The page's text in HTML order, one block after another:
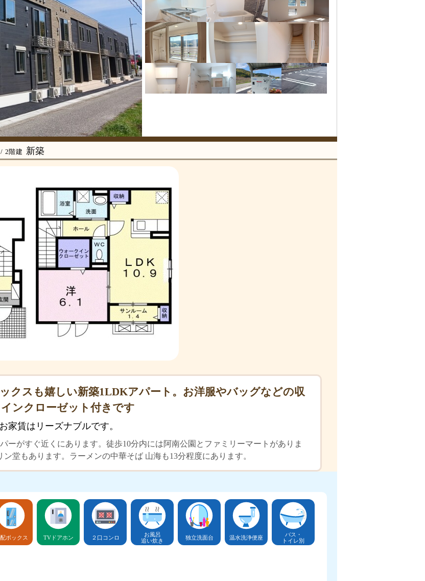
/ 2階建 新築
クスも嬉しい新築1LDKアパート。お洋服やバッグなどの収
ンクローゼット付きです
家賃はリーズナブルです。
ーがすぐ近くにあります。徒歩10分内には阿南公園とファミリーマートがありま
堂もあります。ラーメンの中華そば 山海も13分程度にあります。
ボックス TVドアホン ２口コンロ
お風呂
追い炊き
独立洗面台 温水洗浄便座
バス・
トイレ別